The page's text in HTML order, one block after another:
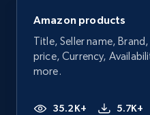
Amazon products
Title, Seller name,
price, Currency,
more.
35.2K+ 5.7K+